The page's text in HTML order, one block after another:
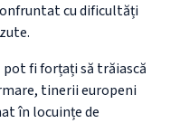
cu dificultăți
fi forțați să trăiască
tinerii europeni
în locuințe de